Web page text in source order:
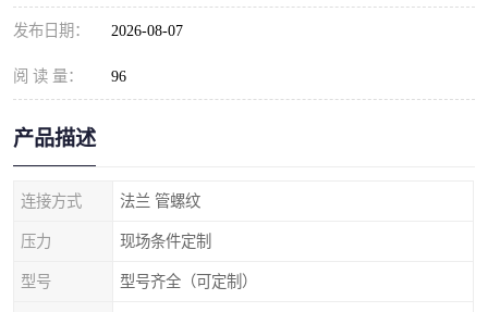
发布日期： 2026-08-07
阅 读 量： 96
产品描述
连接方式 法兰 管螺纹
压力 现场条件定制
型号 型号齐全（可定制）